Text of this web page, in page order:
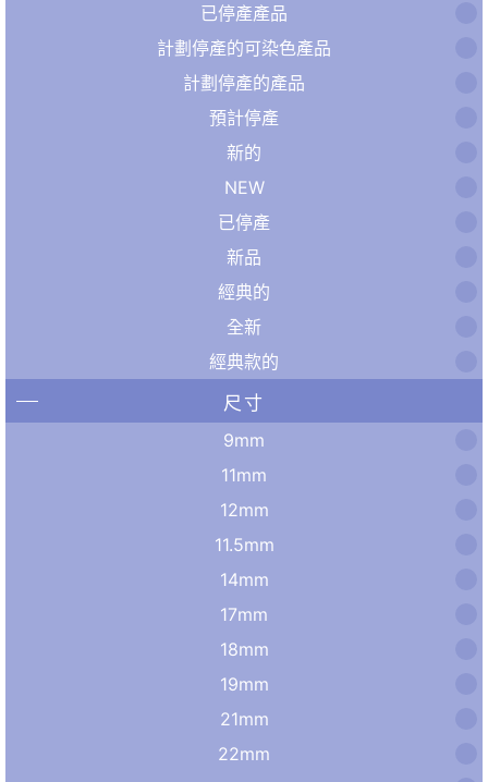
已停產產品
計劃停產的可染色產品
計劃停產的產品
預計停產
新的
NEW
已停產
新品
經典的
全新
經典款的
尺寸
9mm
11mm
12mm
11.5mm
14mm
17mm
18mm
19mm
21mm
22mm